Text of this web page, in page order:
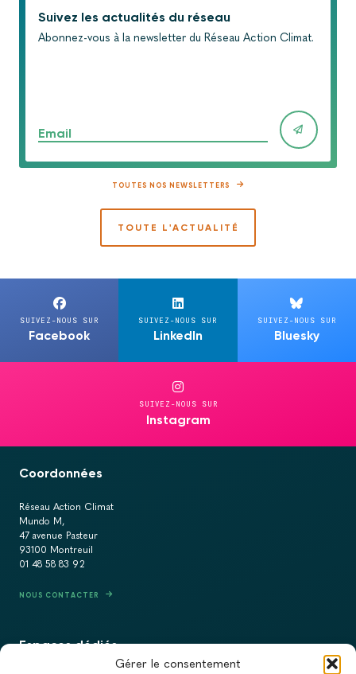
Gérer le consentement
Suivez les actualités du réseau
Abonnez-vous à la newsletter du Réseau Action Climat.
Email
TOUTES NOS NEWSLETTERS
TOUTE L'ACTUALITÉ
SUIVEZ-NOUS SUR
Facebook
SUIVEZ-NOUS SUR
LinkedIn
SUIVEZ-NOUS SUR
Bluesky
SUIVEZ-NOUS SUR
Instagram
Coordonnées
Réseau Action Climat
Mundo M,
47 avenue Pasteur
93100 Montreuil
01 48 58 83 92
NOUS CONTACTER
Espaces dédiés